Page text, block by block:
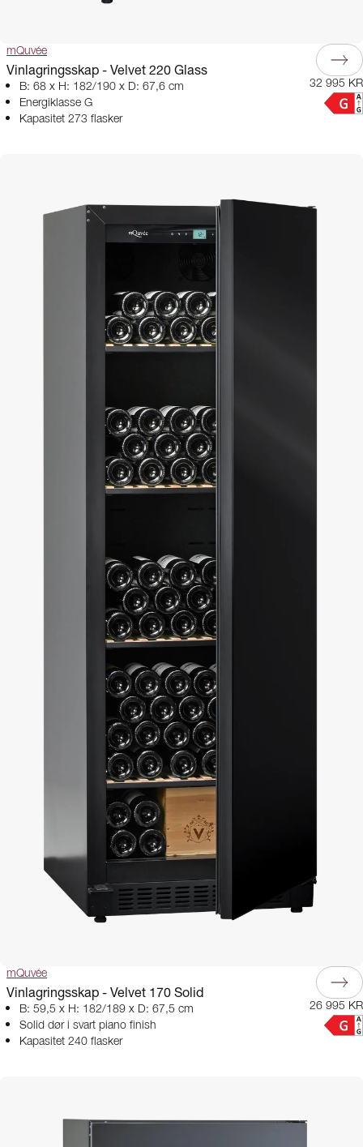
mQuvée
Vinlagringsskap - Velvet 220 Glass
B: 68 x H: 182/190 x D: 67,6 cm
Energiklasse G
Kapasitet 273 flasker
32 995 KR
mQuvée
Vinlagringsskap - Velvet 170 Solid
B: 59,5 x H: 182/189 x D: 67,5 cm
Solid dør i svart piano finish
Kapasitet 240 flasker
26 995 KR